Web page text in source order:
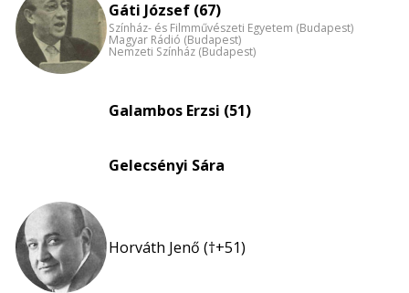
Gáti József (67)
Színház- és Filmművészeti Egyetem (Budapest)
Magyar Rádió (Budapest)
Nemzeti Színház (Budapest)
Galambos Erzsi (51)
Gelecsényi Sára
Horváth Jenő (†+51)